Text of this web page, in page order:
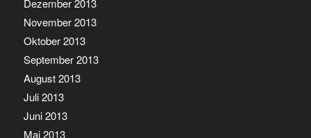
Dezember 2013
November 2013
Oktober 2013
September 2013
August 2013
Juli 2013
Juni 2013
Mai 2013